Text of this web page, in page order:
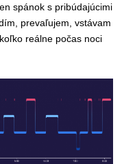
spánok s pribúdajúcimi
prevaľujem, vstávam
reálne počas noci